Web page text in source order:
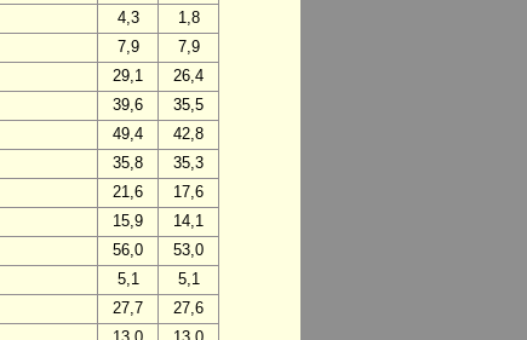
4,3
1,8
7,9
7,9
29,1
26,4
39,6
35,5
49,4
42,8
35,8
35,3
21,6
17,6
15,9
14,1
56,0
53,0
5,1
5,1
27,7
27,6